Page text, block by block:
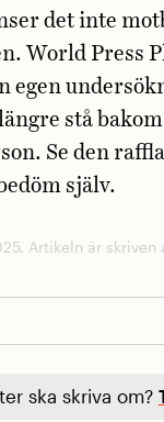
det inte
World Press
egen
stå
Se den
själv.
Artikeln är skriven
ska skriva om?